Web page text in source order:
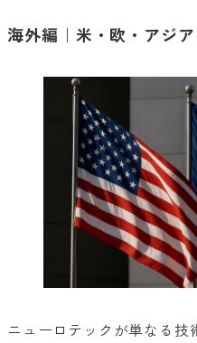
海外編｜米・欧・アジ
ニューロテックが単なる技